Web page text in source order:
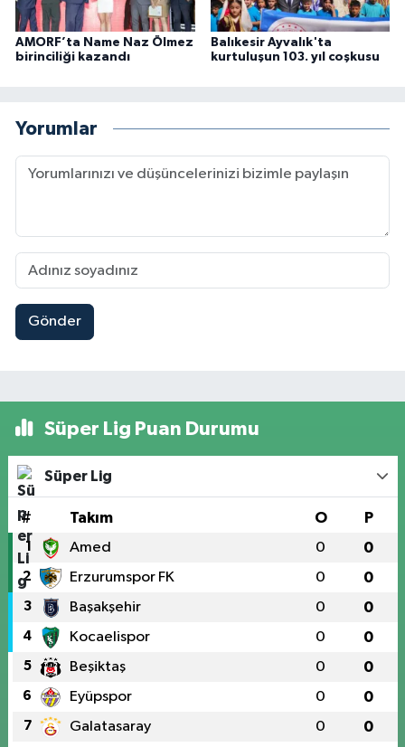
AMORF’ta Name Naz Ölmez
birinciliği kazandı
Balıkesir Ayvalık'ta
kurtuluşun 103. yıl coşkusu
Yorumlar
Gönder
Süper Lig Puan Durumu
Süper Lig
# Takım O P
1 Amed 0 0
2 Erzurumspor FK 0 0
3 Başakşehir 0 0
4 Kocaelispor 0 0
5 Beşiktaş 0 0
6 Eyüpspor 0 0
7 Galatasaray 0 0